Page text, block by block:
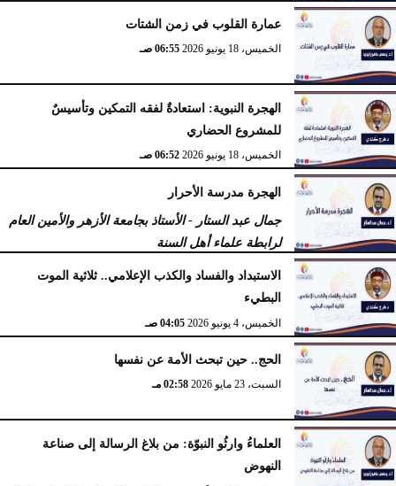
عمارة القلوب في زمن الشتات
الخميس، 18 يونيو 2026 06:55 صـ
الهجرة النبوية: استعادةٌ لفقه التمكين وتأسيسٌ
للمشروع الحضاري
الخميس، 18 يونيو 2026 06:52 صـ
الهجرة مدرسة الأحرار
جمال عبد الستار - الأستاذ بجامعة الأزهر والأمين العام
لرابطة علماء أهل السنة
الثلاثاء، 16 يونيو 2026 10:22 صـ
الاستبداد والفساد والكذب الإعلامي.. ثلاثية الموت
البطيء
الخميس، 4 يونيو 2026 04:05 صـ
الحج.. حين تبحث الأمة عن نفسها
السبت، 23 مايو 2026 02:58 مـ
العلماءُ وارثُو النبوّة: من بلاغ الرسالة إلى صناعة
النهوض